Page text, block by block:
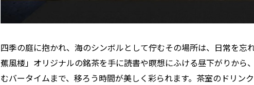
四季の庭に抱かれ、海のシンボルとして佇むその場所は、日常を忘
蕉風楼」オリジナルの銘茶を手に読書や瞑想にふける昼下がりから
むバータイムまで、移ろう時間が美しく彩られます。茶室のドリン